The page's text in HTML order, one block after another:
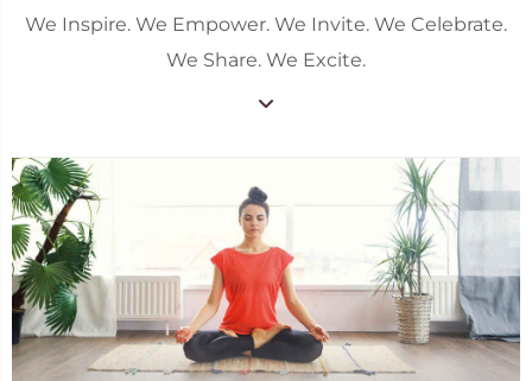
We Inspire. We Empower. We Invite. We Celebrate.
We Share. We Excite.